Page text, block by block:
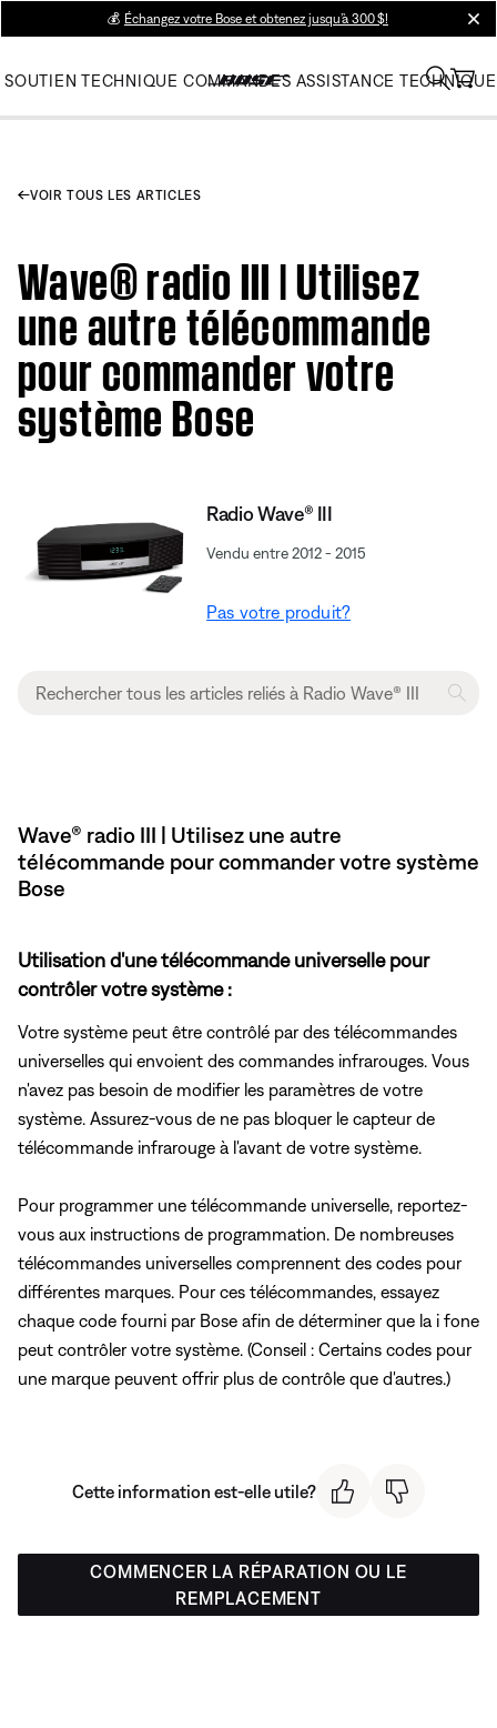
💰 Échangez votre Bose et obtenez jusqu’à 300 $!
SOUTIEN TECHNIQUE COMMANDES ASSISTANCE TECHNIQUE
VOIR TOUS LES ARTICLES
Wave® radio III | Utilisez
une autre télécommande
pour commander votre
système Bose
Radio Wave® III
Vendu entre 2012 - 2015
Pas votre produit?
Wave® radio III | Utilisez une autre
télécommande pour commander votre système
Bose
Utilisation d'une télécommande universelle pour
contrôler votre système :
Votre système peut être contrôlé par des télécommandes
universelles qui envoient des commandes infrarouges. Vous
n'avez pas besoin de modifier les paramètres de votre
système. Assurez-vous de ne pas bloquer le capteur de
télécommande infrarouge à l'avant de votre système.
Pour programmer une télécommande universelle, reportez-
vous aux instructions de programmation. De nombreuses
télécommandes universelles comprennent des codes pour
différentes marques. Pour ces télécommandes, essayez
chaque code fourni par Bose afin de déterminer que la i fone
peut contrôler votre système. (Conseil : Certains codes pour
une marque peuvent offrir plus de contrôle que d'autres.)
Cette information est-elle utile?
COMMENCER LA RÉPARATION OU LE
REMPLACEMENT